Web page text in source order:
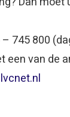
745 800
een van de